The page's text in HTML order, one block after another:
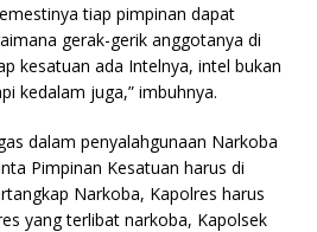
tiap pimpinan dapat
gerak-gerik anggotanya di
kesatuan ada Intelnya, intel bukan
kedalam juga,” imbuhnya.
dalam penyalahgunaan Narkoba
Pimpinan Kesatuan harus di
Narkoba, Kapolres harus
yang terlibat narkoba, Kapolsek